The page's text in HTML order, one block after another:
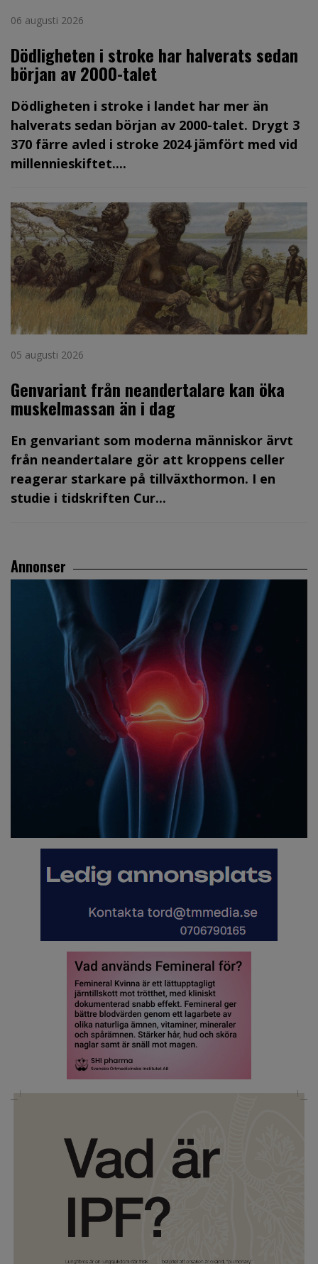
06 augusti 2026
Dödligheten i stroke har halverats sedan
början av 2000-talet
Dödligheten i stroke i landet har mer än
halverats sedan början av 2000-talet. Drygt 3
370 färre avled i stroke 2024 jämfört med vid
millennieskiftet....
05 augusti 2026
Genvariant från neandertalare kan öka
muskelmassan än i dag
En genvariant som moderna människor ärvt
från neandertalare gör att kroppens celler
reagerar starkare på tillväxthormon. I en
studie i tidskriften Cur...
Annonser